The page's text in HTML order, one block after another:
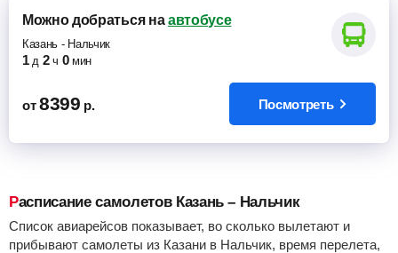
Можно добратьсяна автобусе
Казань - Нальчик
1 д 2 ч 0 мин
от 8399 р. Посмотреть
Расписание самолетов Казань – Нальчик
Список авиарейсов показывает, во сколько вылетают и
прибывают самолеты из Казани в Нальчик, время перелета,